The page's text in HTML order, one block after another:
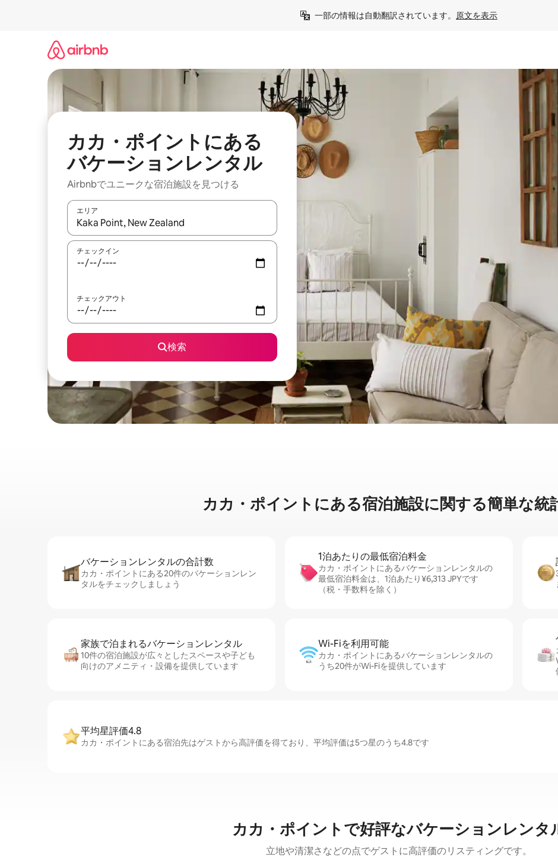
一部の情報は自動翻訳されています。 原文を表示
カカ・ポイントにある
バケーションレンタル
Airbnbでユニークな宿泊施設を見つける
エリア
検索結果が表示されたら、上下の矢印キーを使って移動するか、画面をタッチまたはスワイプして検索結果を確認することができ
チェックイン
チェックアウト
検索
カカ・ポイントに⁠あ⁠る宿⁠泊⁠施⁠設⁠に関⁠す⁠る簡⁠単⁠な統⁠
バケーションレ⁠ン⁠タ⁠ル⁠の合⁠計⁠数
カカ・ポイントにある20件のバケーションレン
タルをチェックしましょう
1泊あたりの最⁠低⁠宿⁠泊⁠料⁠金
カカ・ポイントにあるバケーションレンタルの
最低宿泊料金は、1泊あたり¥6,313 JPYです
（税・手数料を除く）
家族で泊まれるバ⁠ケ⁠ー⁠シ⁠ョ⁠ンレ⁠ン⁠タ⁠ル
10件の宿泊施設が広々としたスペースや子ども
向けのアメニティ・設備を提供しています
Wi-Fiを利⁠用⁠可⁠能
カカ・ポイントにあるバケーションレンタルの
うち20件がWi-Fiを提供しています
平均星評価4.8
カカ・ポイントにある宿泊先はゲストから高評価を得ており、平均評価は5つ星のうち4.8です
カカ・ポイントで好評なバケーションレンタ
立地や清潔さなどの点でゲストに高評価のリスティングです。